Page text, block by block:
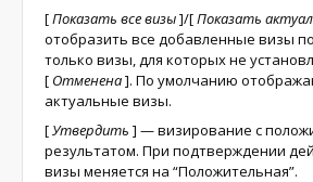
[Показать все визы]/[Показать
отобразить все добавленные визы
только визы, для которых не
[ Отменена]. По умолчанию
актуальные визы.
[Утвердить ] — визирование с
результатом. При подтверждении
визы меняется на “Положительная”.